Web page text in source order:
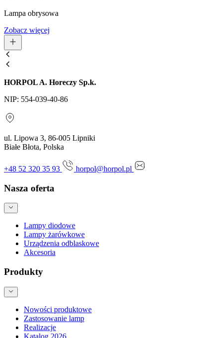
Lampa obrysowa
Zobacz więcej
HORPOL A. Horeczy Sp.k.
NIP: 554-039-40-86
ul. Lipowa 3, 86-005 Lipniki
Białe Błota, Polska
+48 52 320 35 93 horpol@horpol.pl
Nasza oferta
Lampy diodowe
Lampy żarówkowe
Urządzenia odblaskowe
Akcesoria
Produkty
Nowości produktowe
Zastosowanie lamp
Realizacje
Katalog 2026